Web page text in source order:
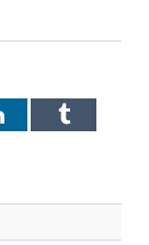
LinkedInTumblr